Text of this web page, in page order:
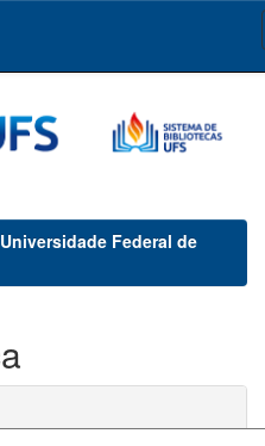
Federal de